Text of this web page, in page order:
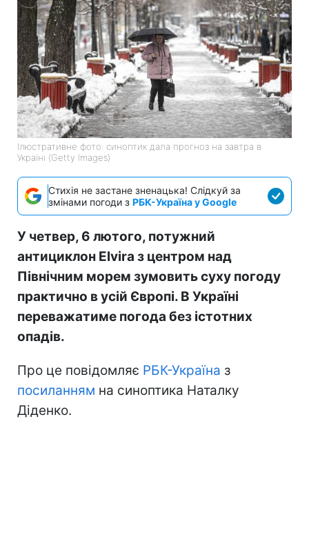
Ілюстративне фото: синоптик дала прогноз на завтра в
Україні (Getty Images)
Стихія не застане зненацька! Слідкуй за
змінами погоди з РБК-Україна у Google
У четвер, 6 лютого, потужний
антициклон Elvira з центром над
Північним морем зумовить суху погоду
практично в усій Європі. В Україні
переважатиме погода без істотних
опадів.
Про це повідомляє РБК-Україна з
посиланням на синоптика Наталку
Діденко.